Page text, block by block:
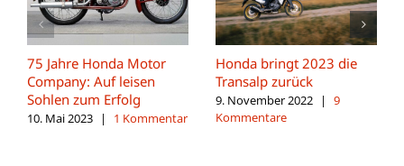
75 Jahre Honda Motor
Company: Auf leisen
Sohlen zum Erfolg
10. Mai 2023 | 1 Kommentar
Honda bringt 2023 die
Transalp zurück
9. November 2022 |
9
Kommentare